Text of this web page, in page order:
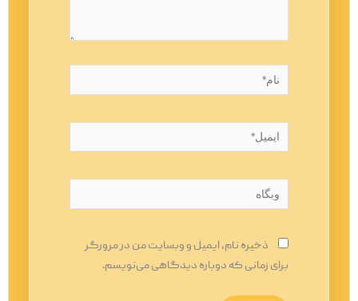
ایمیل*
وبگاه
ذخیره نام، ایمیل و وبسایت من در مرورگر
برای زمانی که دوباره دیدگاهی می‌نویسم.